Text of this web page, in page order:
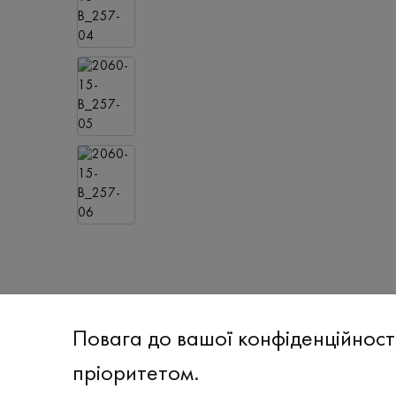
Повага до вашої
пріоритетом.